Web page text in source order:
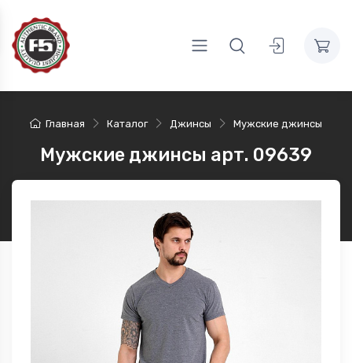
Главная Каталог Джинсы Мужские джинсы
Мужские джинсы арт. 09639